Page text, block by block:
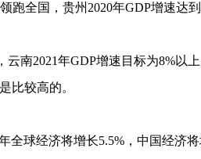
跑全国，贵州2020年GDP增速达到
南2021年GDP增速目标为8%以上
比较高的。
全球经济将增长5.5%，中国经济